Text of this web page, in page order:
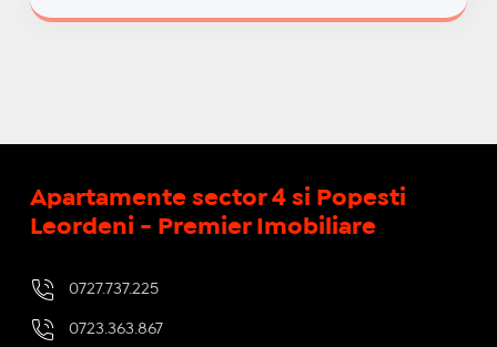
Apartamente sector 4 si Popesti
Leordeni - Premier Imobiliare
0727.737.225
0723.363.867